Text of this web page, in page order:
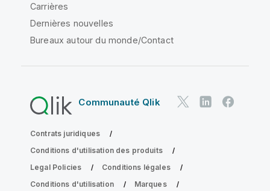
Carrières
Dernières nouvelles
Bureaux autour du monde/Contact
Communauté Qlik
Contrats juridiques
Conditions d'utilisation des produits
Legal Policies
Conditions légales
Conditions d'utilisation
Marques